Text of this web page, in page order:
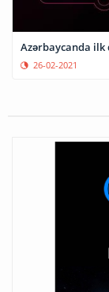
Azərbaycanda ilk
26-02-2021